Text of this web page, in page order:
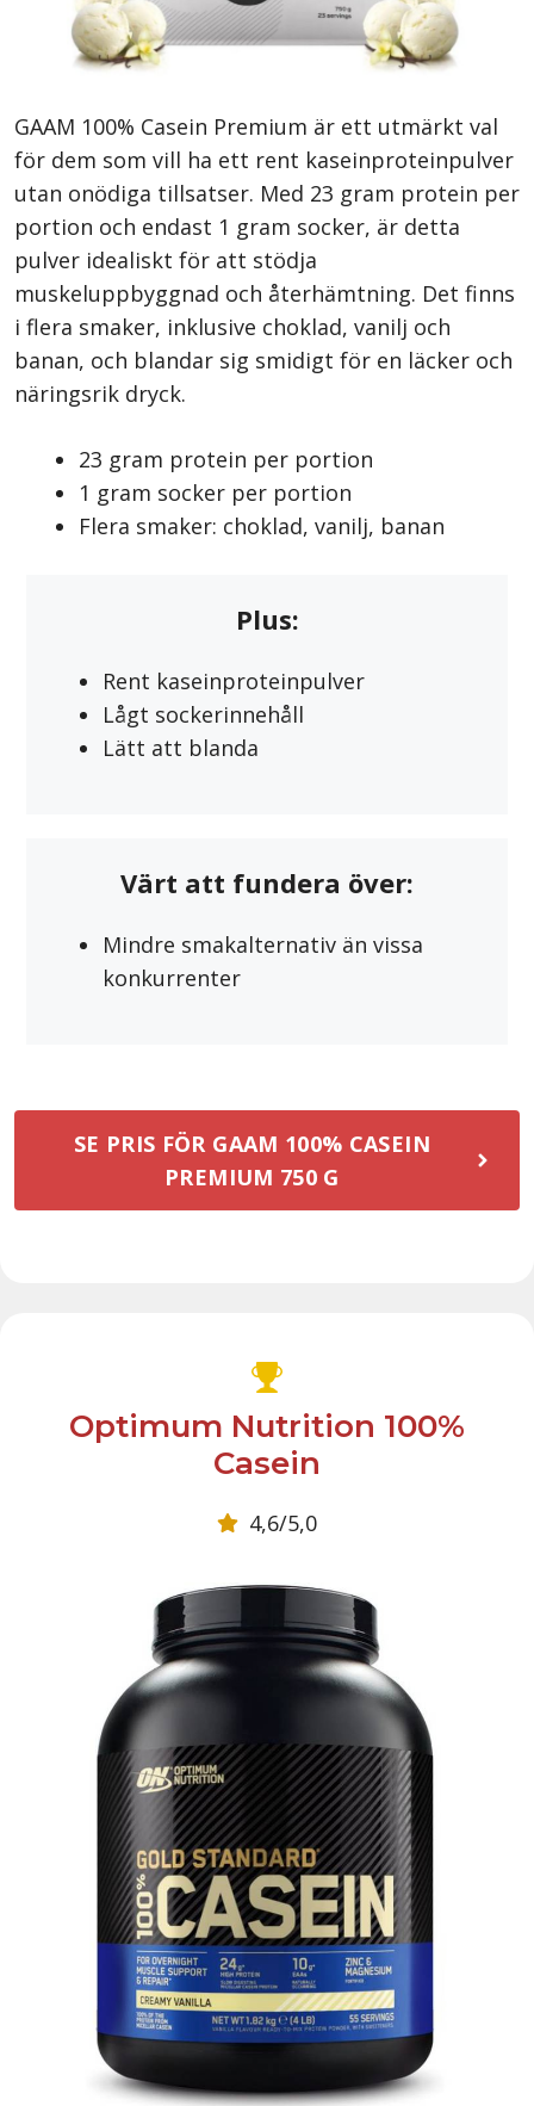
GAAM 100% Casein Premium är ett utmärkt val
för dem som vill ha ett rent kaseinproteinpulver
utan onödiga tillsatser. Med 23 gram protein per
portion och endast 1 gram socker, är detta
pulver idealiskt för att stödja
muskeluppbyggnad och återhämtning. Det finns
i flera smaker, inklusive choklad, vanilj och
banan, och blandar sig smidigt för en läcker och
näringsrik dryck.
23 gram protein per portion
1 gram socker per portion
Flera smaker: choklad, vanilj, banan
Plus:
Rent kaseinproteinpulver
Lågt sockerinnehåll
Lätt att blanda
Värt att fundera över:
Mindre smakalternativ än vissa
konkurrenter
SE PRIS FÖR GAAM 100% CASEIN
PREMIUM 750 G
Optimum Nutrition 100%
Casein
4,6/5,0